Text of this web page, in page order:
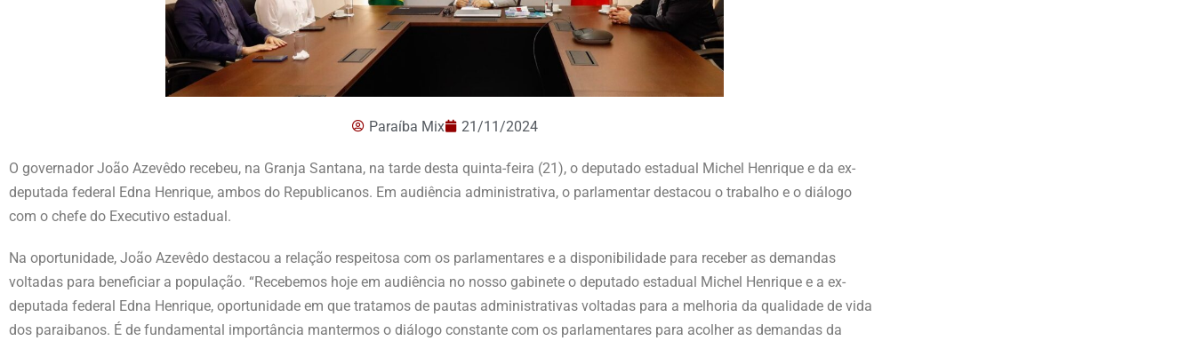
Paraíba Mix 21/11/2024
O governador João Azevêdo recebeu, na Granja Santana, na tarde desta quinta-feira (21), o deputado estadual Michel Henrique e da ex-
deputada federal Edna Henrique, ambos do Republicanos. Em audiência administrativa, o parlamentar destacou o trabalho e o diálogo
com o chefe do Executivo estadual.
Na oportunidade, João Azevêdo destacou a relação respeitosa com os parlamentares e a disponibilidade para receber as demandas
voltadas para beneficiar a população. “Recebemos hoje em audiência no nosso gabinete o deputado estadual Michel Henrique e a ex-
deputada federal Edna Henrique, oportunidade em que tratamos de pautas administrativas voltadas para a melhoria da qualidade de vida
dos paraibanos. É de fundamental importância mantermos o diálogo constante com os parlamentares para acolher as demandas da